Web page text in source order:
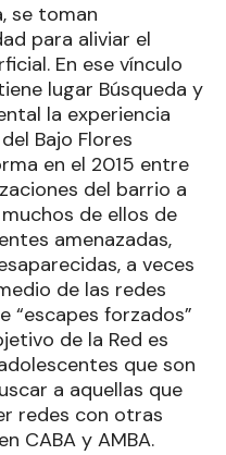
se toman
para aliviar el
En ese vínculo
lugar Búsqueda y
la experiencia
Bajo Flores
en el 2015 entre
del barrio a
de ellos de
amenazadas,
a veces
de las redes
“escapes forzados”
de la Red es
que son
a aquellas que
redes con otras
CABA y AMBA.